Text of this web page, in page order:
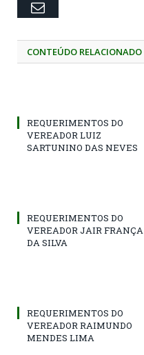
Email
CONTEÚDO RELACIONADO
REQUERIMENTOS DO
VEREADOR LUIZ
SARTUNINO DAS NEVES
REQUERIMENTOS DO
VEREADOR JAIR FRANÇA
DA SILVA
REQUERIMENTOS DO
VEREADOR RAIMUNDO
MENDES LIMA